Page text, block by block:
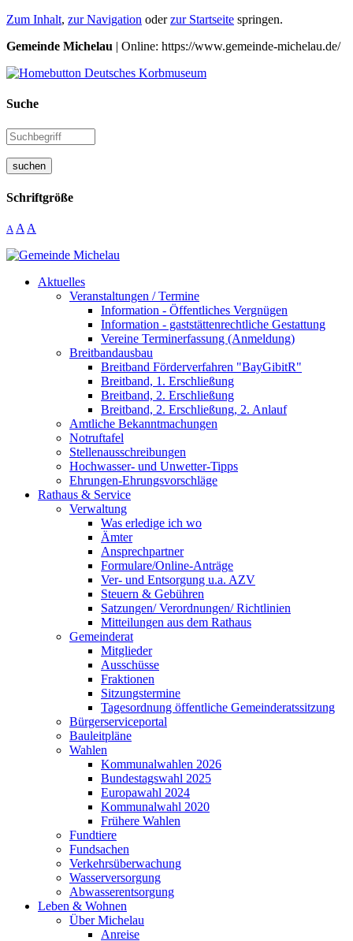
Zum Inhalt, zur Navigation oderzur Startseite springen.
Gemeinde Michelau | Online: https://www.gemeinde-michelau.de/
Suche
suchen
Schriftgröße
A A A
Aktuelles
Veranstaltungen / Termine
Information - Öffentliches Vergnügen
Information - gaststättenrechtliche Gestattung
Vereine Terminerfassung (Anmeldung)
Breitbandausbau
Breitband Förderverfahren "BayGibitR"
Breitband, 1. Erschließung
Breitband, 2. Erschließung
Breitband, 2. Erschließung, 2. Anlauf
Amtliche Bekanntmachungen
Notruftafel
Stellenausschreibungen
Hochwasser- und Unwetter-Tipps
Ehrungen-Ehrungsvorschläge
Rathaus & Service
Verwaltung
Was erledige ich wo
Ämter
Ansprechpartner
Formulare/Online-Anträge
Ver- und Entsorgung u.a. AZV
Steuern & Gebühren
Satzungen/ Verordnungen/ Richtlinien
Mitteilungen aus dem Rathaus
Gemeinderat
Mitglieder
Ausschüsse
Fraktionen
Sitzungstermine
Tagesordnung öffentliche Gemeinderatssitzung
Bürgerserviceportal
Bauleitpläne
Wahlen
Kommunalwahlen 2026
Bundestagswahl 2025
Europawahl 2024
Kommunalwahl 2020
Frühere Wahlen
Fundtiere
Fundsachen
Verkehrsüberwachung
Wasserversorgung
Abwasserentsorgung
Leben & Wohnen
Über Michelau
Anreise